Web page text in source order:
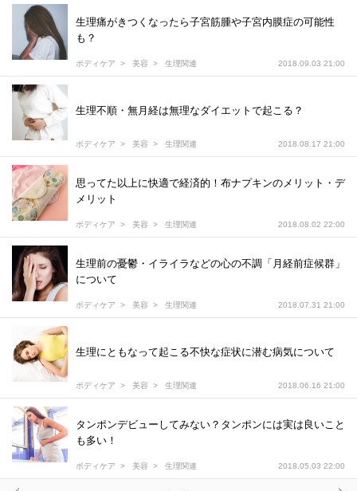
生理痛がきつくなったら子宮筋腫や子宮内膜症の可能性
も？
ボディケア 美容 生理関連 2018.09.03 21:00
生理不順・無月経は無理なダイエットで起こる？
ボディケア 美容 生理関連 2018.08.17 21:00
思ってた以上に快適で経済的！布ナプキンのメリット・デ
メリット
ボディケア 美容 生理関連 2018.08.02 22:00
生理前の憂鬱・イライラなどの心の不調「月経前症候群」
について
ボディケア 美容 生理関連 2018.07.31 21:00
生理にともなって起こる不快な症状に潜む病気について
ボディケア 美容 生理関連 2018.06.16 21:00
タンポンデビューしてみない？タンポンには実は良いこと
も多い！
ボディケア 美容 生理関連 2018.05.03 22:00